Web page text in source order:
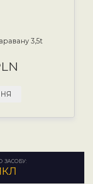
3,5t
ЗАСОБУ: